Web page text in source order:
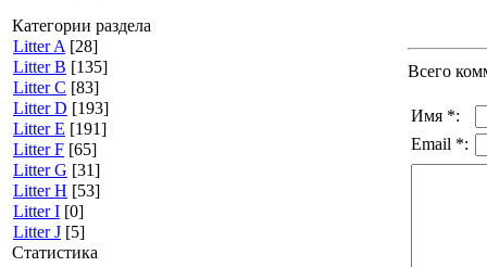
Категории раздела
Litter A [28]
Litter B [135]
Litter C [83]
Litter D [193]
Litter E [191]
Litter F [65]
Litter G [31]
Litter H [53]
Litter I [0]
Litter J [5]
Статистика
Всего
Имя *:
Email *: